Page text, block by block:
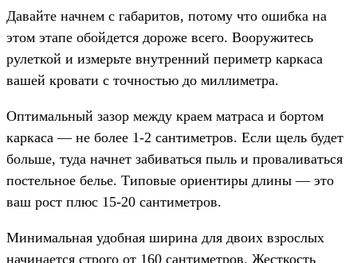
Давайте начнем с габаритов, потому что ошибка на
этом этапе обойдется дороже всего. Вооружитесь
рулеткой и измерьте внутренний периметр каркаса
вашей кровати с точностью до миллиметра.
Оптимальный зазор между краем матраса и бортом
каркаса — не более 1-2 сантиметров. Если щель будет
больше, туда начнет забиваться пыль и проваливаться
постельное белье. Типовые ориентиры длины — это
ваш рост плюс 15-20 сантиметров.
Минимальная удобная ширина для двоих взрослых
начинается строго от 160 сантиметров. Жесткость